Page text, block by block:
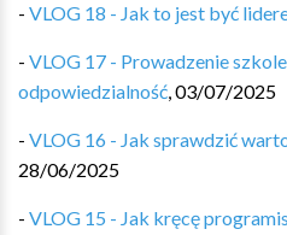
- VLOG 18 - Jak to jest być
- VLOG 17 - Prowadzenie
odpowiedzialność,03/07/2025
- VLOG 16 - Jak sprawdzić
28/06/2025
- VLOG 15 - Jak kręcę